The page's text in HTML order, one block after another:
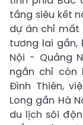
tầng siêu kết
dự án chỉ mất
tương lai gần,
Nội - Quảng
ngắn chỉ còn
Đình Thiên,
Long gần Hà
du lịch sôi